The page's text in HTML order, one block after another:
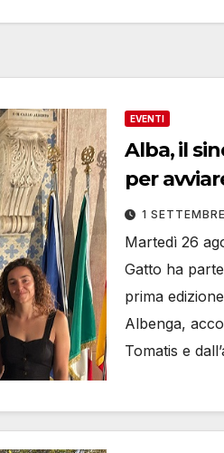
EVENTI
Alba, il
per
1
Martedì 26
Gatto ha
prima
Albenga,
Tomatis e